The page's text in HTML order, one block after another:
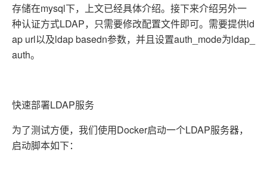
存储在mysql下，上文已经具体介绍。接下来介绍另外一
种认证方式LDAP，只需要修改配置文件即可。需要提供ld
ap url以及ldap basedn参数，并且设置auth_mode为ldap_
auth。
快速部署LDAP服务
为了测试方便，我们使用Docker启动一个LDAP服务器，
启动脚本如下：